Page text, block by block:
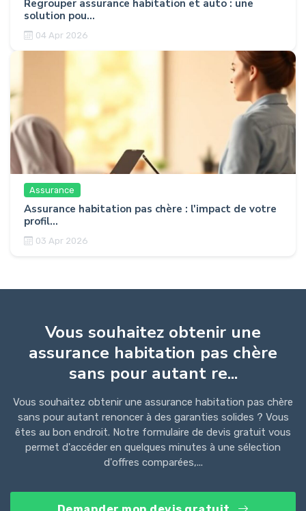
Regrouper assurance habitation et auto : une
solution pou...
04 Apr 2026
Assurance
Assurance habitation pas chère : l'impact de votre
profil...
03 Apr 2026
Vous souhaitez obtenir une
assurance habitation pas chère
sans pour autant re...
Vous souhaitez obtenir une assurance habitation pas chère
sans pour autant renoncer à des garanties solides ? Vous
êtes au bon endroit. Notre formulaire de devis gratuit vous
permet d'accéder en quelques minutes à une sélection
d'offres comparées,...